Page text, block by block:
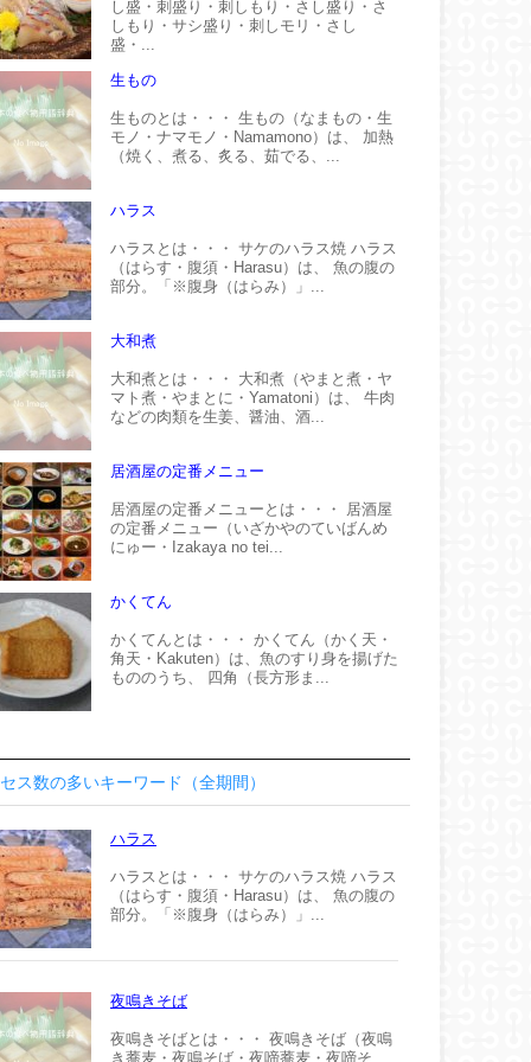
し盛・刺盛り・刺しもり・さし盛り・さ
しもり・サシ盛り・刺しモリ・さし
盛・...
生もの
生ものとは・・・ 生もの（なまもの・生
モノ・ナマモノ・Namamono）は、 加熱
（焼く、煮る、炙る、茹でる、...
ハラス
ハラスとは・・・ サケのハラス焼 ハラス
（はらす・腹須・Harasu）は、 魚の腹の
部分。「※腹身（はらみ）」...
大和煮
大和煮とは・・・ 大和煮（やまと煮・ヤ
マト煮・やまとに・Yamatoni）は、 牛肉
などの肉類を生姜、醤油、酒...
居酒屋の定番メニュー
居酒屋の定番メニューとは・・・ 居酒屋
の定番メニュー（いざかやのていばんめ
にゅー・Izakaya no tei...
かくてん
かくてんとは・・・ かくてん（かく天・
角天・Kakuten）は、魚のすり身を揚げた
もののうち、 四角（長方形ま...
ス数の多いキーワード（全期間）
ハラス
ハラスとは・・・ サケのハラス焼 ハラス
（はらす・腹須・Harasu）は、 魚の腹の
部分。「※腹身（はらみ）」...
夜鳴きそば
夜鳴きそばとは・・・ 夜鳴きそば（夜鳴
き蕎麦・夜鳴そば・夜啼蕎麦・夜啼そ